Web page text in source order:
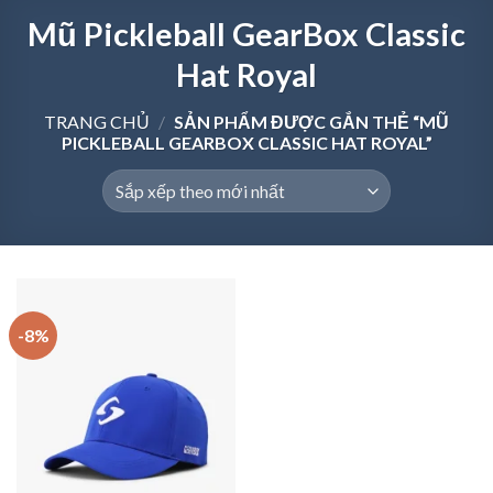
Mũ Pickleball GearBox Classic
Hat Royal
TRANG CHỦ / SẢN PHẨM ĐƯỢC GẮN THẺ “MŨ
PICKLEBALL GEARBOX CLASSIC HAT ROYAL”
-8%